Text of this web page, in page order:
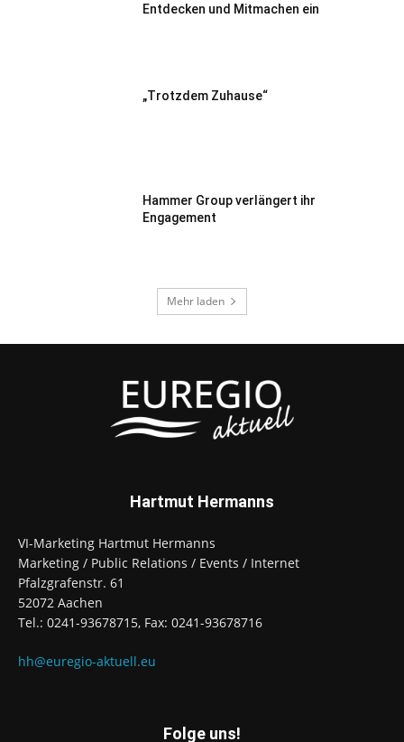
Entdecken und Mitmachen ein
„Trotzdem Zuhause“
Hammer Group verlängert ihr
Engagement
Mehr laden
Hartmut Hermanns
VI-Marketing Hartmut Hermanns
Marketing / Public Relations / Events / Internet
Pfalzgrafenstr. 61
52072 Aachen
Tel.: 0241-93678715, Fax: 0241-93678716
hh@euregio-aktuell.eu
Folge uns!